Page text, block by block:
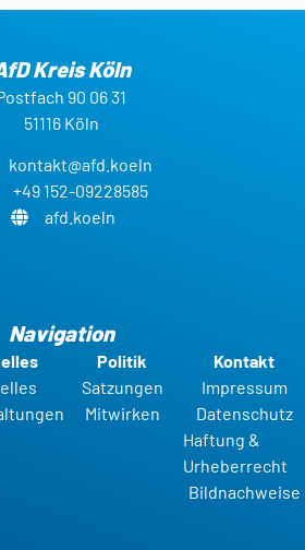
Kreis Köln
90 06 31
51116 Köln
kontakt@afd.koeln
+49 152-09228585
afd.koeln
Navigation
Politik
Satzungen
Mitwirken
Kontakt
Impressum
Datenschutz
Haftung &
Urheberrecht
Bildnachweise